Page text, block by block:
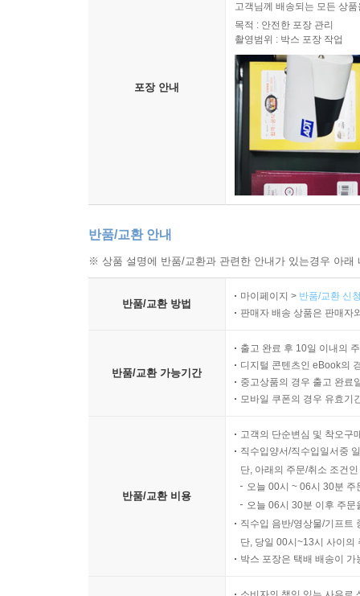
포장 안내
고객님께 배송되는 모든 상
목적 : 안전한 포장 관리
촬영범위 : 박스 포장 작업
반품/교환 안내
※ 상품 설명에 반품/교환과 관련한 안내가 있는경우 아
반품/교환 방법
마이페이지 > 반품/교환 신
판매자 배송 상품은 판매자
반품/교환 가능기간
출고 완료 후 10일 이내의
디지털 콘텐츠인 eBook의
중고상품의 경우 출고 완료
모바일 쿠폰의 경우 유효기
반품/교환 비용
고객의 단순변심 및 착오구
직수입양서/직수입일서중
단, 아래의 주문/취소 조건
오늘 00시 ~ 06시 30분
오늘 06시 30분 이후 주
직수입 음반/영상물/기프트
단, 당일 00시~13시 사이의
박스 포장은 택배 배송이